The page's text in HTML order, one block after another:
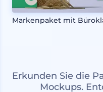
Markenpaket mit
Erkunden Sie die
Mockups.